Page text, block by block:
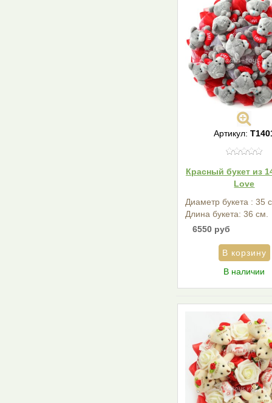
Артикул:
Красный букет из
Love
Диаметр букета : 35
Длина букета: 36 см.
6550 руб
В наличии